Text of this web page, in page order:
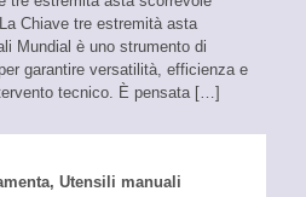
Chiave tre estremità asta
Mundial è uno strumento di
garantire versatilità, efficienza e
tecnico. È pensata[…]
, Utensili manuali